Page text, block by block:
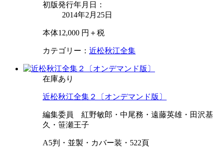
初版発行年月日：
2014年2月25日
本体12,000 円＋税
カテゴリー： 近松秋江全集
在庫あり
近松秋江全集２〔オンデマンド版〕
編集委員 紅野敏郎・中尾務・遠藤英雄・田沢基
久・笹瀬王子
A5判・並製・カバー装・522頁